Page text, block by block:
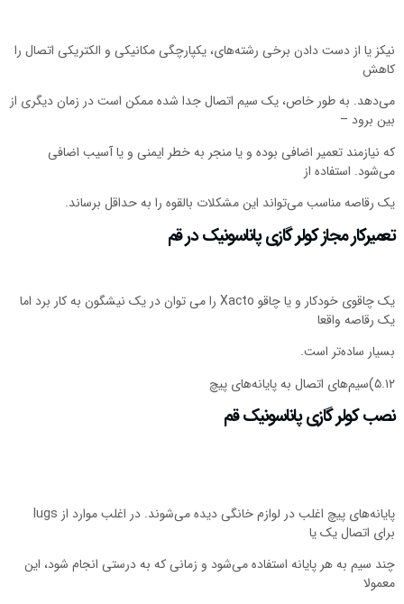
نیکز یا از دست دادن برخی رشته‌های، یکپارچگی مکانیکی و الکتریکی اتصال را
کاهش
می‌دهد. به طور خاص، یک سیم اتصال جدا شده ممکن است در زمان دیگری از
بین برود –
که نیازمند تعمیر اضافی بوده و یا منجر به خطر ایمنی و یا آسیب اضافی
می‌شود. استفاده از
یک رقاصه مناسب می‌تواند این مشکلات بالقوه را به حداقل برساند.
تعمیرکار مجاز کولر گازی پاناسونیک در قم
یک چاقوی خودکار و یا چاقو Xacto را می توان در یک نیشگون به کار برد اما
یک رقاصه واقعا
بسیار ساده‌تر است.
۵.۱۲)سیم‌های اتصال به پایانه‌های پیچ
نصب کولر گازی پاناسونیک قم
پایانه‌های پیچ اغلب در لوازم خانگی دیده می‌شوند. در اغلب موارد از lugs
برای اتصال یک یا
چند سیم به هر پایانه استفاده می‌شود و زمانی که به درستی انجام شود، این
معمولا